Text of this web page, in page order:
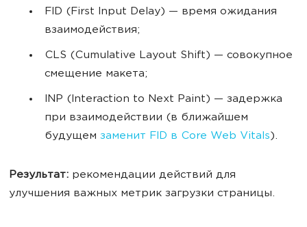
FID (First Input Delay) — время ожидания
взаимодействия;
CLS (Cumulative Layout Shift) — совокупное
смещение макета;
INP (Interaction to Next Paint) — задержка
при взаимодействии (в ближайшем
будущем заменит FID в Core Web Vitals).
Результат: рекомендации действий для
улучшения важных метрик загрузки страницы.